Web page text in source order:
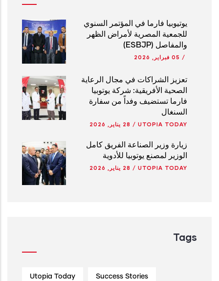
يوتيوبيا فارما في المؤتمر السنوي
للجمعية المصرية لأمراض الظهر
والمفاصل (ESBJP)
/ 05 فبراير, 2026
تعزيز الشراكات في مجال الرعاية
الصحية الأفريقية: شركة يوتوبيا
فارما تستضيف وفداً من سفارة
السنغال
UTOPIA TODAY
/ 28 يناير, 2026
زيارة وزير الصناعة الفريق كامل
الوزير لمصنع يوتوبيا للأدوية
UTOPIA TODAY
/ 28 يناير, 2026
Tags
Utopia Today Success Stories